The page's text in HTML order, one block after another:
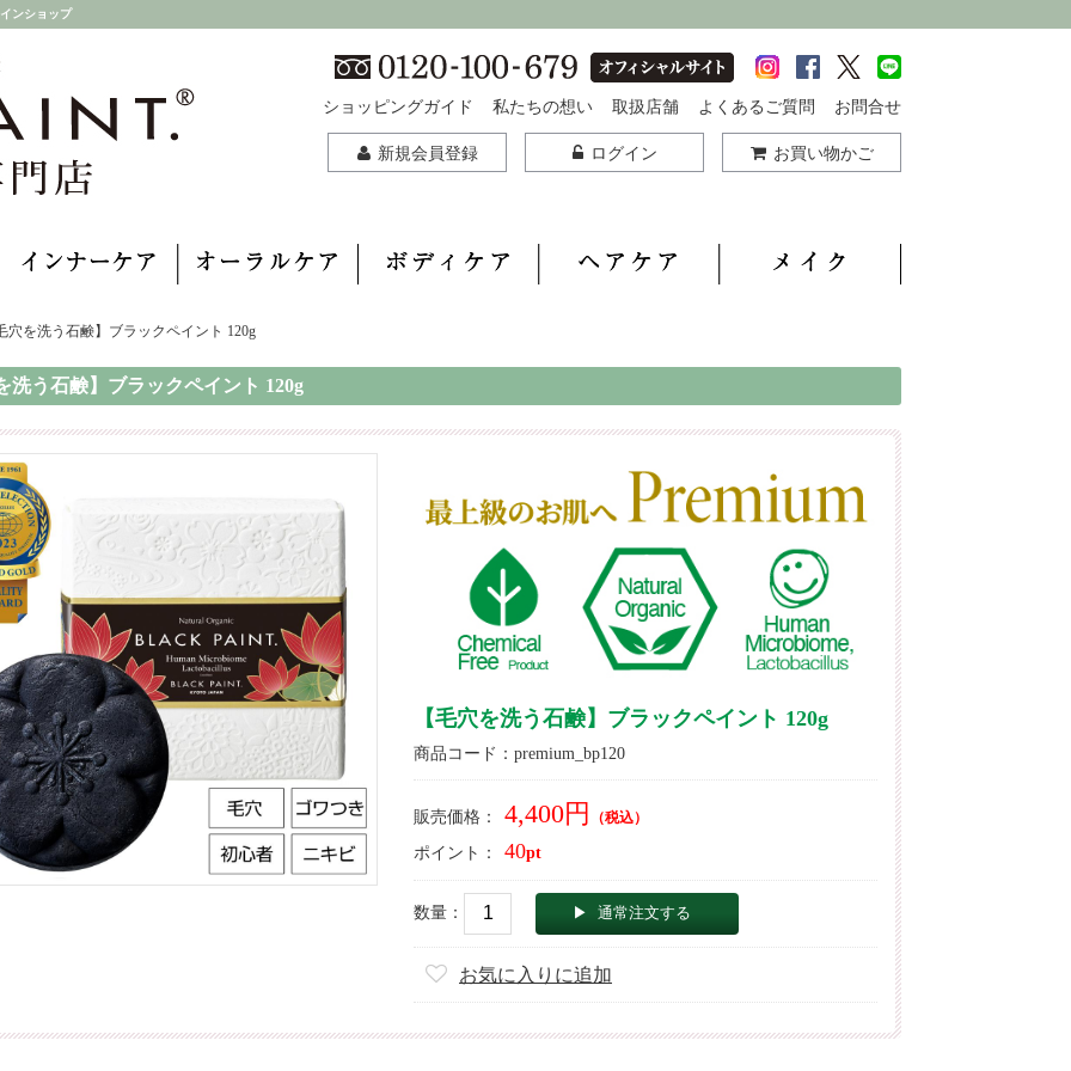
ンショップ
ショッピングガイド 私たちの想い 取扱店舗 よくあるご質問 お問合せ
新規会員登録 ログイン お買い物かご
穴を洗う石鹸】ブラックペイント 120g
洗う石鹸】ブラックペイント 120g
【毛穴を洗う石鹸】ブラックペイント 120g
商品コード：premium_bp120
販売価格： 4,400円 （税込）
ポイント： 40pt
数量： 通常注文する
お気に入りに追加